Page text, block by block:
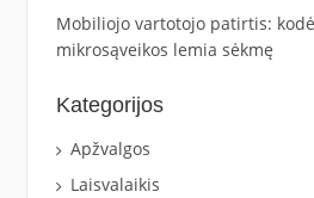
Mobiliojo vartotojo patirtis:
mikrosąveikos lemia sėkmę
Kategorijos
Apžvalgos
Laisvalaikis